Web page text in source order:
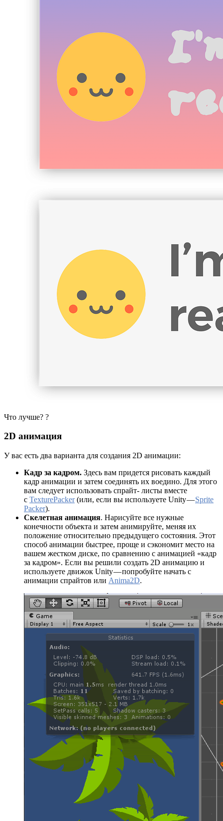
Что лучше? ?
2D анимация
У вас есть два варианта для создания 2D анимации:
Кадр за кадром. Здесь вам придется рисовать каждый
кадр анимации и затем соединять их воедино. Для этого
вам следует использовать спрайт- листы вместе
с TexturePacker(или, если вы используете Unity —Sprite
Packer).
Скелетная анимация. Нарисуйте все нужные
конечности объекта и затем анимируйте, меняя их
положение относительно предыдущего состояния. Этот
способ анимации быстрее, проще и сэкономит место на
вашем жестком диске, по сравнению с анимацией «кадр
за кадром». Если вы решили создать 2D анимацию и
используете движок Unity — попробуйте начать с
анимации спрайтов или Anima2D.